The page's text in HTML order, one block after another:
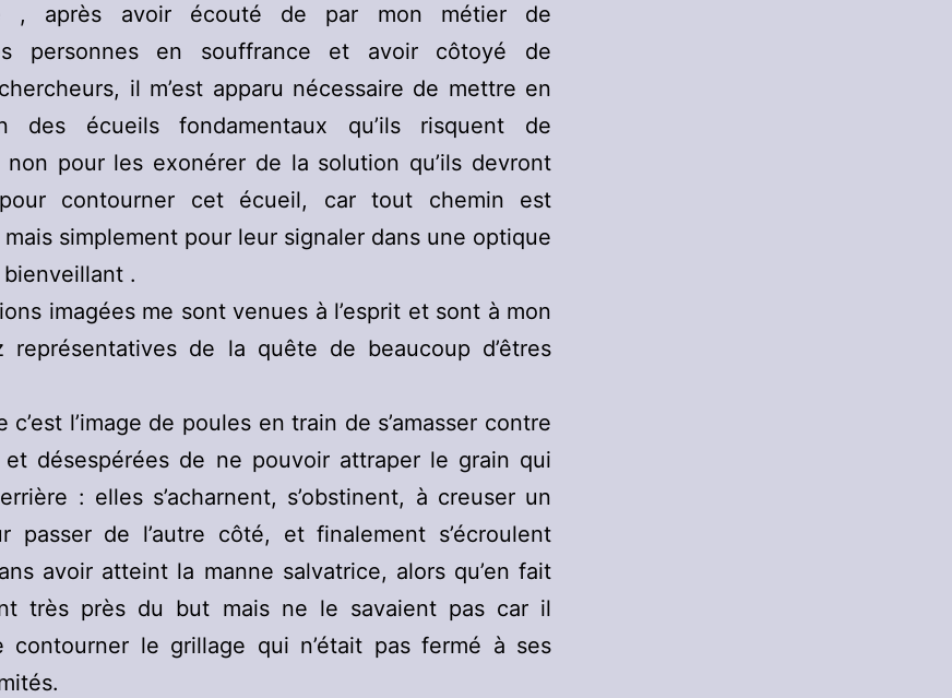
, après avoir écouté de par mon métier de
personnes en souffrance et avoir côtoyé de
il m’est apparu nécessaire de mettre en
des écueils fondamentaux qu’ils risquent de
non pour les exonérer de la solution qu’ils devront
contourner cet écueil, car tout chemin est
simplement pour leur signaler dans une optique
.
imagées me sont venues à l’esprit et sont à mon
représentatives de la quête de beaucoup d’êtres
c’est l’image de poules en train de s’amasser contre
désespérées de ne pouvoir attraper le grain qui
: elles s’acharnent, s’obstinent, à creuser un
passer de l’autre côté, et finalement s’écroulent
avoir atteint la manne salvatrice, alors qu’en fait
très près du but mais ne le savaient pas car il
contourner le grillage qui n’était pas fermé à ses